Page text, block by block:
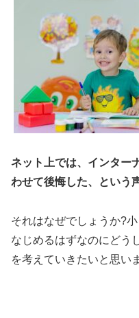
ネット上では、インター
わせて後悔した、という
それはなぜでしょうか?
なじめるはずなのにどう
を考えていきたいと思い